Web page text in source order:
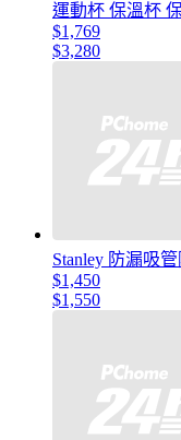
運動杯 保溫杯
$1,769
$3,280
Stanley 防漏吸
$1,450
$1,550